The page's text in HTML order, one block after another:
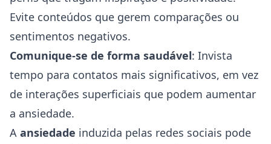
Evite conteúdos que gerem comparações ou
sentimentos negativos.
Comunique-se de forma saudável: Invista
tempo para contatos mais significativos, em vez
de interações superficiais que podem aumentar
a ansiedade.
A ansiedade induzida pelas redes sociais pode